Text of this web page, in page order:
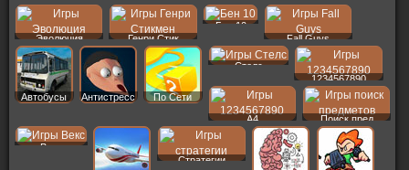
Эволюция Генри Стик
Бен 10
Fall Guys
Автобусы Антистресс По Сети
Стелс
1234567890
A4 Поиск пред
Векс
Стратегии